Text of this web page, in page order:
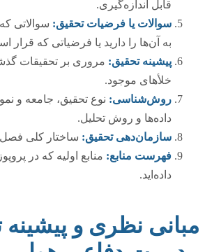
قابل اندازه‌گیری.
سوالات یا فرضیات تحقیق: سوالاتی
به آن‌ها را دارید یا فرضیاتی که
پیشینه تحقیق: مروری بر تحقیقات
خلأهای موجود.
روش‌شناسی: نوع تحقیق، جامعه و
داده‌ها و روش تحلیل.
سازمان‌دهی تحقیق: ساختار کلی
فهرست منابع: منابع اولیه که در
داده‌اید.
مبانی نظری و پیشینه